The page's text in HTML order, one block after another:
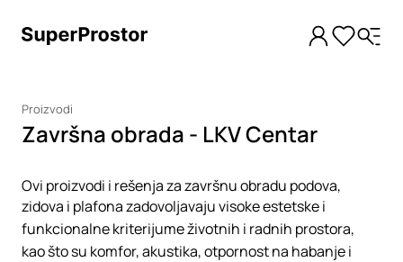
Proizvodi
Završna obrada - LKV Centar
Ovi proizvodi i rešenja za završnu obradu podova,
zidova i plafona zadovoljavaju visoke estetske i
funkcionalne kriterijume životnih i radnih prostora,
kao što su komfor, akustika, otpornost na habanje i